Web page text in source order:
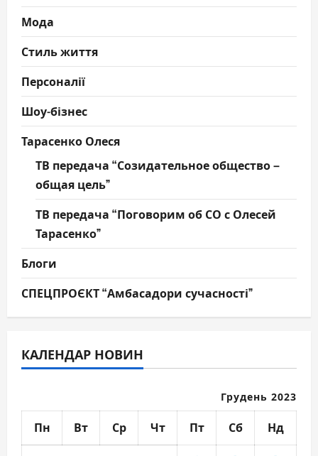
Мода
Стиль життя
Персоналії
Шоу-бізнес
Тарасенко Олеся
ТВ передача “Созидательное общество –
общая цель”
ТВ передача “Поговорим об СО с Олесей
Тарасенко”
Блоги
СПЕЦПРОЄКТ “Амбасадори сучасності”
КАЛЕНДАР НОВИН
Грудень 2023
Пн Вт Ср Чт Пт Сб Нд